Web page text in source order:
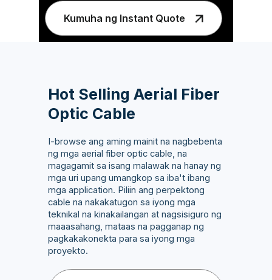
Kumuha ng Instant Quote
Hot Selling Aerial Fiber
Optic Cable
I-browse ang aming mainit na nagbebenta
ng mga aerial fiber optic cable, na
magagamit sa isang malawak na hanay ng
mga uri upang umangkop sa iba't ibang
mga application. Piliin ang perpektong
cable na nakakatugon sa iyong mga
teknikal na kinakailangan at nagsisiguro ng
maaasahang, mataas na pagganap ng
pagkakakonekta para sa iyong mga
proyekto.